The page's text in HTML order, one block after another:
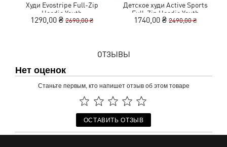
Худи Evostripe Full-Zip
Hoodie Youth
1290,00 ₴ 2690,00 ₴
Детское худи Active Sports
Full-Zip Hoodie Youth
1740,00 ₴ 2490,00 ₴
ОТЗЫВЫ
Нет оценок
Станьте первым, кто напишет отзыв об этом товаре
ОСТАВИТЬ ОТЗЫВ